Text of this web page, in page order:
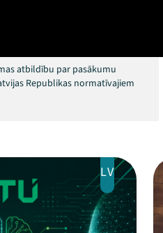
atbildību par pasākumu
Republikas normatīvajiem
LV